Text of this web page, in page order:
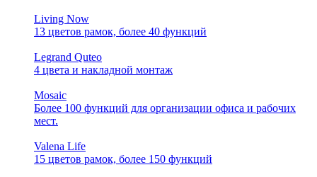
Living Now
13 цветов рамок, более 40 функций
Legrand Quteo
4 цвета и накладной монтаж
Mosaic
Более 100 функций для организации офиса и рабочих
мест.
Valena Life
15 цветов рамок, более 150 функций